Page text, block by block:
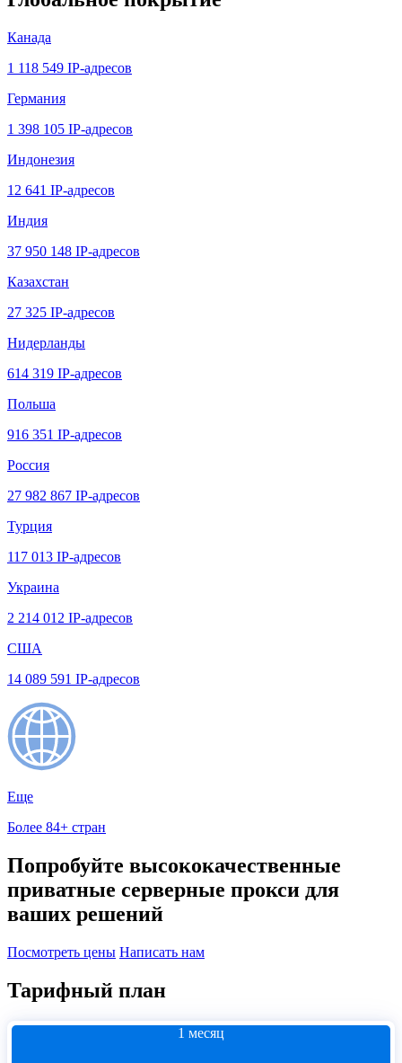
Канада
1 118 549 IP-адресов
Германия
1 398 105 IP-адресов
Индонезия
12 641 IP-адресов
Индия
37 950 148 IP-адресов
Казахстан
27 325 IP-адресов
Нидерланды
614 319 IP-адресов
Польша
916 351 IP-адресов
Россия
27 982 867 IP-адресов
Турция
117 013 IP-адресов
Украина
2 214 012 IP-адресов
США
14 089 591 IP-адресов
Еще
Более 84+ стран
Попробуйте высококачественные
приватные серверные прокси для
ваших решений
Посмотреть цены Написать нам
Тарифный план
1 месяц